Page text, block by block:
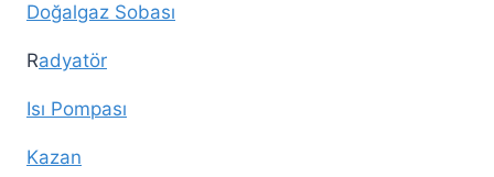
Doğalgaz Sobası
Radyatör
Isı Pompası
Kazan